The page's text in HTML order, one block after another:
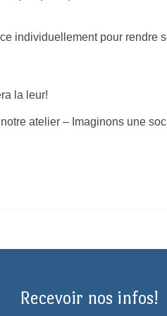
individuellement pour rendre
la leur!
atelier – Imaginons une
Recevoir nos infos!